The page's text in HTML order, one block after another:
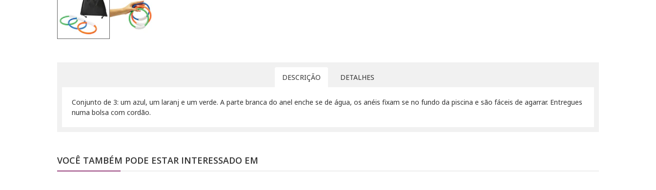
DESCRIÇÃO DETALHES
Conjunto de 3: um azul, um laranj e um verde. A parte branca do anel enche se de água, os anéis fixam se no fundo da piscina e são fáceis de agarrar. Entregues
numa bolsa com cordão.
VOCÊ TAMBÉM PODE ESTAR INTERESSADO EM